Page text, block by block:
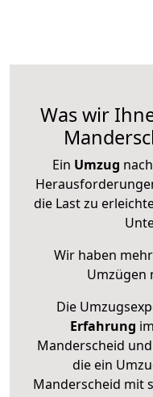
Was wir
Ein Umzug
die Last zu
Wir haben
Umzügen
Die
Erfahrung
Manderscheid
die ein
Manderscheid mit